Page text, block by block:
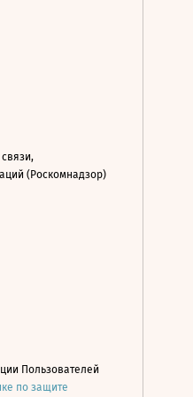
(Роскомнадзор)
Пользователей
по защите